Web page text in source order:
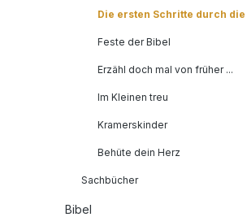
Die ersten Schritte durch die
Feste der Bibel
Erzähl doch mal von früher ...
Im Kleinen treu
Kramerskinder
Behüte dein Herz
Sachbücher
Bibel